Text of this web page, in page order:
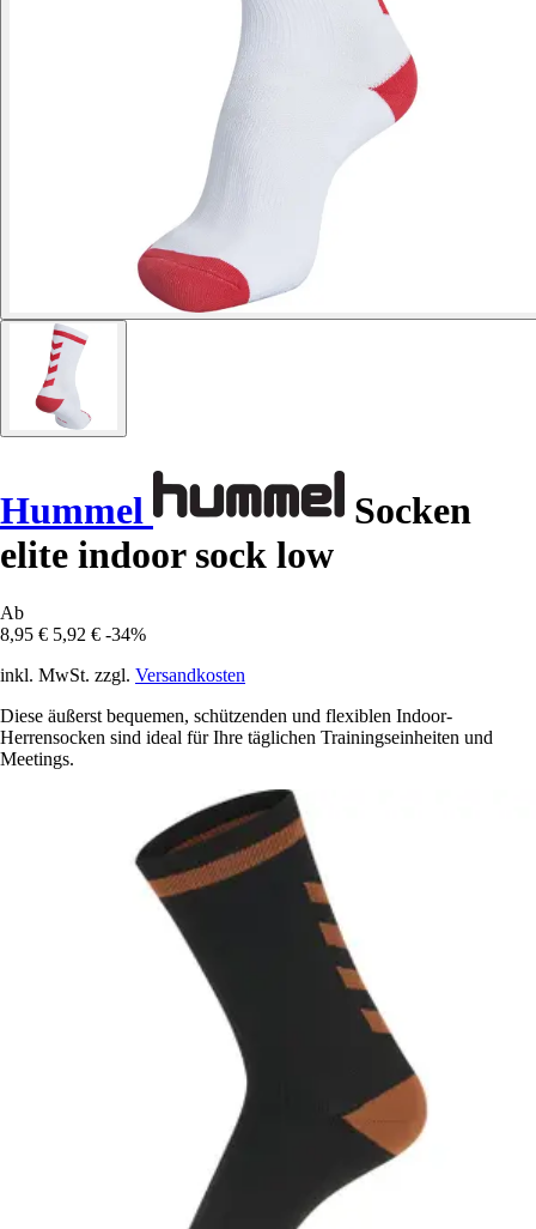
Hummel
Socken
elite indoor sock low
Ab
8,95 € 5,92 € -34%
inkl. MwSt. zzgl. Versandkosten
Diese äußerst bequemen, schützenden und flexiblen Indoor-
Herrensocken sind ideal für Ihre täglichen Trainingseinheiten und
Meetings.